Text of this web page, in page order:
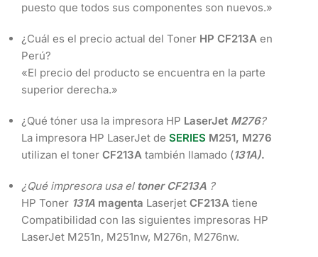
puesto que todos sus componentes son nuevos.»
¿Cuál es el precio actual del Toner HP CF213A en
Perú?
«El precio del producto se encuentra en la parte
superior derecha.»
¿Qué tóner usa la impresora HP LaserJet M276?
La impresora HP LaserJet de SERIES M251, M276
utilizan el toner CF213A también llamado (131A).
¿Qué impresora usa el toner CF213A ?
HP Toner 131A magenta Laserjet CF213A tiene
Compatibilidad con las siguientes impresoras HP
LaserJet M251n, M251nw, M276n, M276nw.